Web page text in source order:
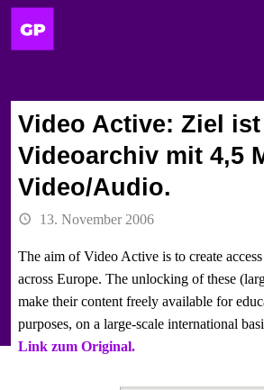
Video Active: Ziel
Videoarchiv mit 4,5
Video/Audio.
13. November 2006
The aim of Video Active is to create
across Europe. The unlocking of these
make their content freely available for
purposes, on a large-scale international
Link zum Original.